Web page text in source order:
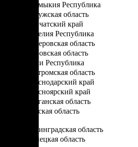
Калмыкия Республика
Калужская область
Камчатский край
Карелия Республика
Кемеровская область
Кировская область
Коми Республика
Костромская область
Краснодарский край
Красноярский край
Курганская область
Курская область
Ленинградская область
Липецкая область